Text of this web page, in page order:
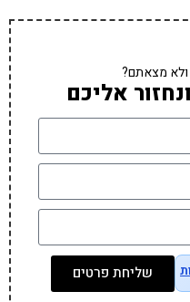
מצאתם?
אליכם
שליחת פרטים